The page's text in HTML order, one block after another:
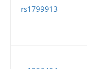
rs1799913